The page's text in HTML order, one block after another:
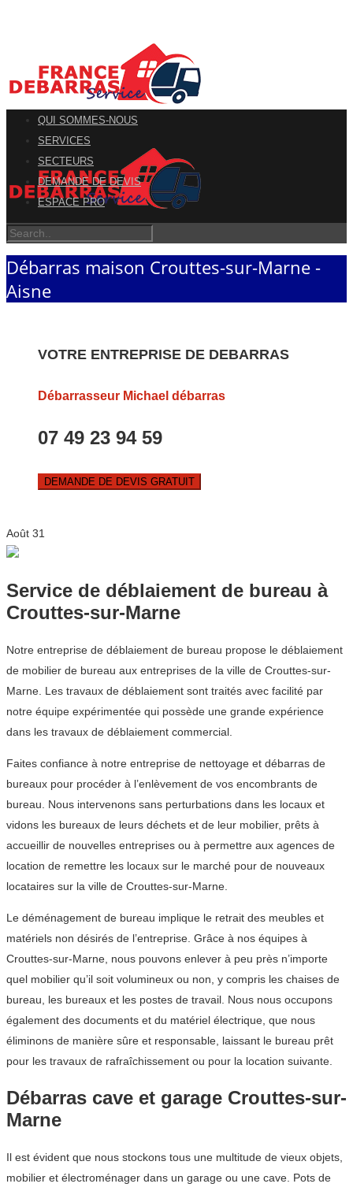
QUI SOMMES-NOUS
SERVICES
SECTEURS
DEMANDE DE DEVIS
ESPACE PRO
Débarras maison Crouttes-sur-Marne -
Aisne
VOTRE ENTREPRISE DE DEBARRAS
Débarrasseur Michael débarras
07 49 23 94 59
DEMANDE DE DEVIS GRATUIT
Août 31
Service de déblaiement de bureau à
Crouttes-sur-Marne
Notre entreprise de déblaiement de bureau propose le déblaiement
de mobilier de bureau aux entreprises de la ville de Crouttes-sur-
Marne. Les travaux de déblaiement sont traités avec facilité par
notre équipe expérimentée qui possède une grande expérience
dans les travaux de déblaiement commercial.
Faites confiance à notre entreprise de nettoyage et débarras de
bureaux pour procéder à l’enlèvement de vos encombrants de
bureau. Nous intervenons sans perturbations dans les locaux et
vidons les bureaux de leurs déchets et de leur mobilier, prêts à
accueillir de nouvelles entreprises ou à permettre aux agences de
location de remettre les locaux sur le marché pour de nouveaux
locataires sur la ville de Crouttes-sur-Marne.
Le déménagement de bureau implique le retrait des meubles et
matériels non désirés de l’entreprise. Grâce à nos équipes à
Crouttes-sur-Marne, nous pouvons enlever à peu près n’importe
quel mobilier qu’il soit volumineux ou non, y compris les chaises de
bureau, les bureaux et les postes de travail. Nous nous occupons
également des documents et du matériel électrique, que nous
éliminons de manière sûre et responsable, laissant le bureau prêt
pour les travaux de rafraîchissement ou pour la location suivante.
Débarras cave et garage Crouttes-sur-
Marne
Il est évident que nous stockons tous une multitude de vieux objets,
mobilier et électroménager dans un garage ou une cave. Pots de